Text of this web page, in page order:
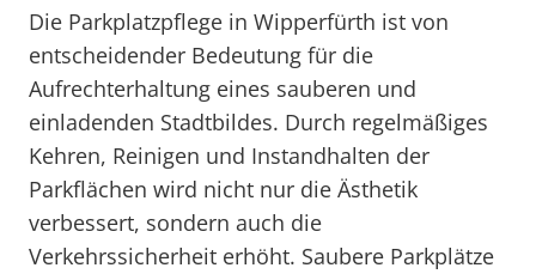
Die Parkplatzpflege in Wipperfürth ist von
entscheidender Bedeutung für die
Aufrechterhaltung eines sauberen und
einladenden Stadtbildes. Durch regelmäßiges
Kehren, Reinigen und Instandhalten der
Parkflächen wird nicht nur die Ästhetik
verbessert, sondern auch die
Verkehrssicherheit erhöht. Saubere Parkplätze